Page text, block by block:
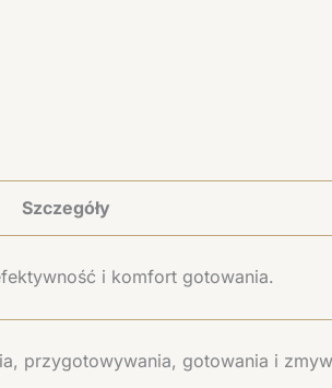
Szczegóły
i komfort gotowania.
przygotowywania, gotowania i